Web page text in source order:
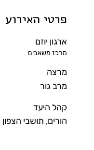
פרטי האירוע
ארגון יוזם
מרכז משאבים
מרצה
מרב גור
קהל היעד
הורים, תושבי הצפון